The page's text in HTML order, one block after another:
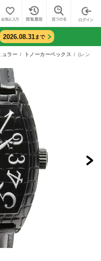
2026.08.31まで
ュラー トノーカーベックス (レンタ